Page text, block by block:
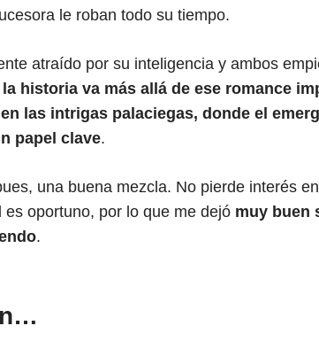
le roban todo su tiempo.
atraído por su inteligencia y ambos
la historia va más allá de ese romance
las intrigas palaciegas, donde el
papel clave.
una buena mezcla. No pierde interés
es oportuno, por lo que me dejó muy buen
.